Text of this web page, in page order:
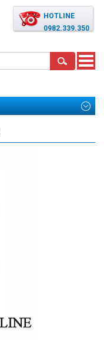
HOTLINE
0982.339.350
Toggle